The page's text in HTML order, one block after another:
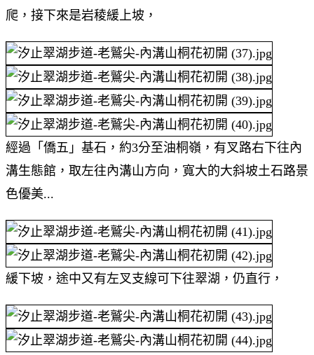
爬，接下來是岩稜緩上坡，
經過「僑五」基石，約3分至油桐嶺，有叉路右下往內
溝生態館，取左往內溝山方向，寬大的大斜坡土石路景
色優美...
緩下坡，途中又有左叉支線可下往翠湖，仍直行，